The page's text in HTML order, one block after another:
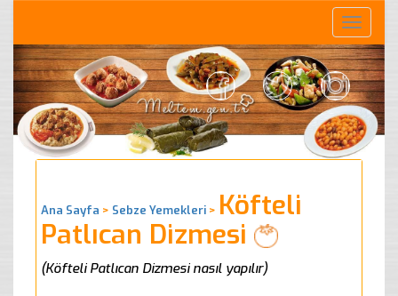
Toggle
Ana Sayfa > Sebze Yemekleri > Köfteli
Patlıcan Dizmesi
(Köfteli Patlıcan Dizmesi nasıl yapılır)